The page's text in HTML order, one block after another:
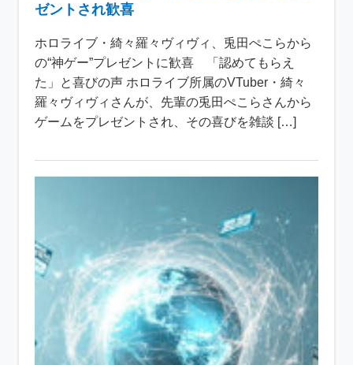
ゼントされ歓喜
ホロライブ・綺々羅々ヴィヴィ、兎田ぺこらから
の“神ゲー”プレゼントに歓喜 「認めてもらえ
た」と喜びの声 ホロライブ所属のVTuber・綺々
羅々ヴィヴィさんが、先輩の兎田ぺこらさんから
ゲームをプレゼントされ、その喜びを雑談 […]